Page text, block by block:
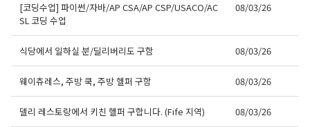
[코딩수업] 파이썬/자바/AP CSA/AP CSP/USACO/AC
SL 코딩 수업
08/03/26
식당에서 일하실 분/딜리버리도 구함 08/03/26
웨이츄레스, 주방 쿡, 주방 헬퍼 구함 08/03/26
델리 레스토랑에서 키친 헬퍼 구합니다. (Fife 지역) 08/03/26